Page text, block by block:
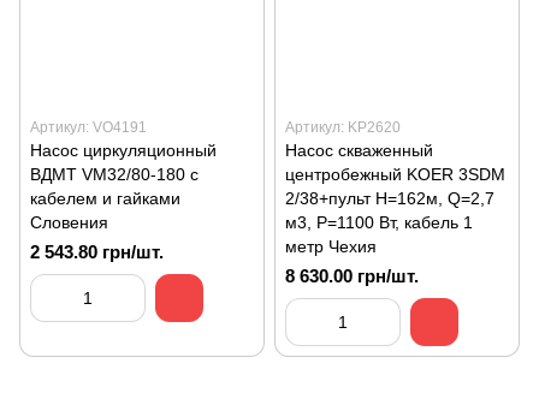
Артикул: VO4191
Насос циркуляционный
ВДМТ VM32/80-180 с
кабелем и гайками
Словения
2 543.80 грн/шт.
Артикул: KP2620
Насос скваженный
центробежный KOER 3SDM
2/38+пульт Н=162м, Q=2,7
м3, P=1100 Вт, кабель 1
метр Чехия
8 630.00 грн/шт.